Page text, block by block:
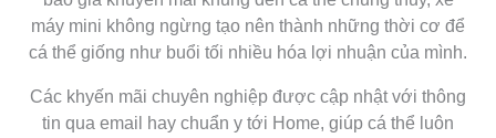
máy mini không ngừng tạo nên thành những thời cơ để
cá thể giống như buổi tối nhiều hóa lợi nhuận của mình.
Các khyến mãi chuyên nghiệp được cập nhật với thông
tin qua email hay chuẩn y tới Home, giúp cá thể luôn